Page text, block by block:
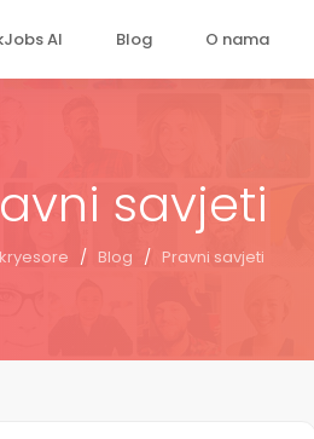
AI Blog O nama
savjeti
/ Blog / Pravni savjeti